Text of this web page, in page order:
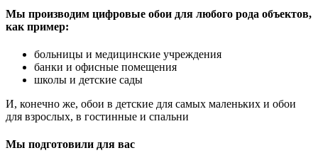
Мы производим цифровые обои для любого рода объектов,
как пример:
больницы и медицинские учреждения
банки и офисные помещения
школы и детские сады
И, конечно же, обои в детские для самых маленьких и обои
для взрослых, в гостинные и спальни
Мы подготовили для вас